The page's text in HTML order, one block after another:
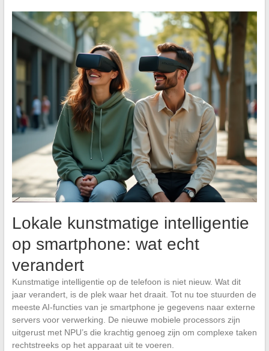
Lokale kunstmatige intelligentie
op smartphone: wat echt
verandert
Kunstmatige intelligentie op de telefoon is niet nieuw. Wat dit
jaar verandert, is de plek waar het draait. Tot nu toe stuurden de
meeste AI-functies van je smartphone je gegevens naar externe
servers voor verwerking. De nieuwe mobiele processors zijn
uitgerust met NPU’s die krachtig genoeg zijn om complexe taken
rechtstreeks op het apparaat uit te voeren.